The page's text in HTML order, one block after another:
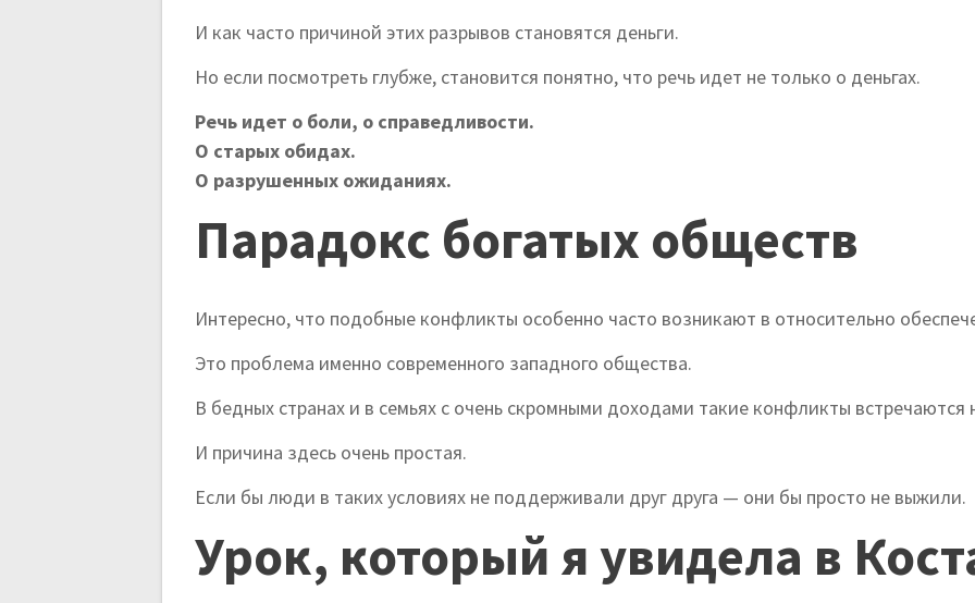
И как часто причиной этих разрывов становятся деньги.
Но если посмотреть глубже, становится понятно, что речь идет не только о деньгах.
Речь идет о боли, о справедливости.
О старых обидах.
О разрушенных ожиданиях.
Парадокс богатых обществ
Интересно, что подобные конфликты особенно часто возникают в относительно
Это проблема именно современного западного общества.
В бедных странах и в семьях с очень скромными доходами такие конфликты встречаются
И причина здесь очень простая.
Если бы люди в таких условиях не поддерживали друг друга — они бы просто не выжили.
Урок, который я увидела в